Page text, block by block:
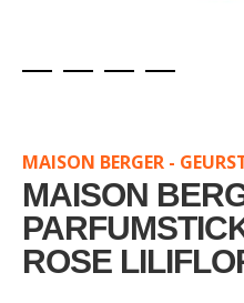
beginning
of
the
images
gallery
MAISON BERGER -
MAISON
ROSE